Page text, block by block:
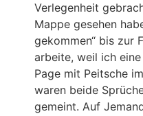
Verlegenheit
Mappe gesehen
gekommen“ bis zur
arbeite, weil ich
Page mit Peitsche
waren beide
gemeint. Auf